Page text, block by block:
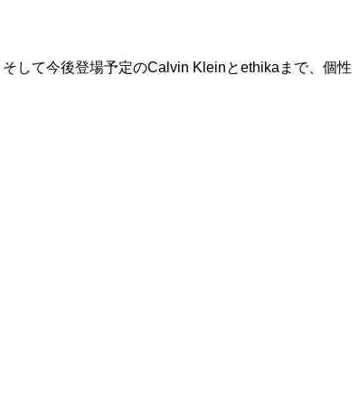
して今後登場予定のCalvin Kleinとethikaまで、個性